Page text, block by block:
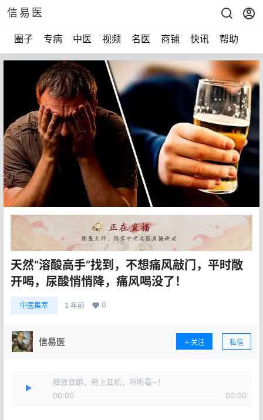
信易医
圈子 专病 中医 视频 名医 商铺 快讯 帮助
天然“溶酸高手”找到，不想痛风敲门，平时敞
开喝，尿酸悄悄降，痛风喝没了！
中医集萃 2 年前 0
信易医 关注 私信
释放双眼，带上耳机，听听看~！
00:00
00:00